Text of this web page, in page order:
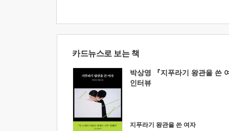
카드뉴스로 보는 책
박상영 『지푸라기 왕관을 쓴
인터뷰
지푸라기 왕관을 쓴 여자